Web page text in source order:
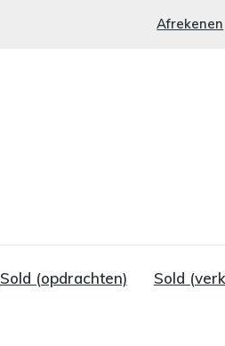
Afrekenen
Sold (opdrachten) Sold